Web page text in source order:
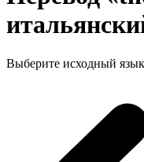
Выберите исходный язык